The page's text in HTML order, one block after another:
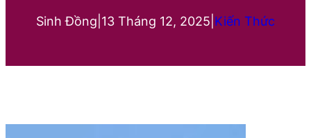
Sinh Đồng 13 Tháng 12, 2025 Kiến Thức